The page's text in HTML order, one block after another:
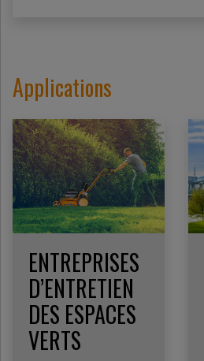
Applications
ENTREPRISES
D’ENTRETIEN
DES ESPACES
VERTS